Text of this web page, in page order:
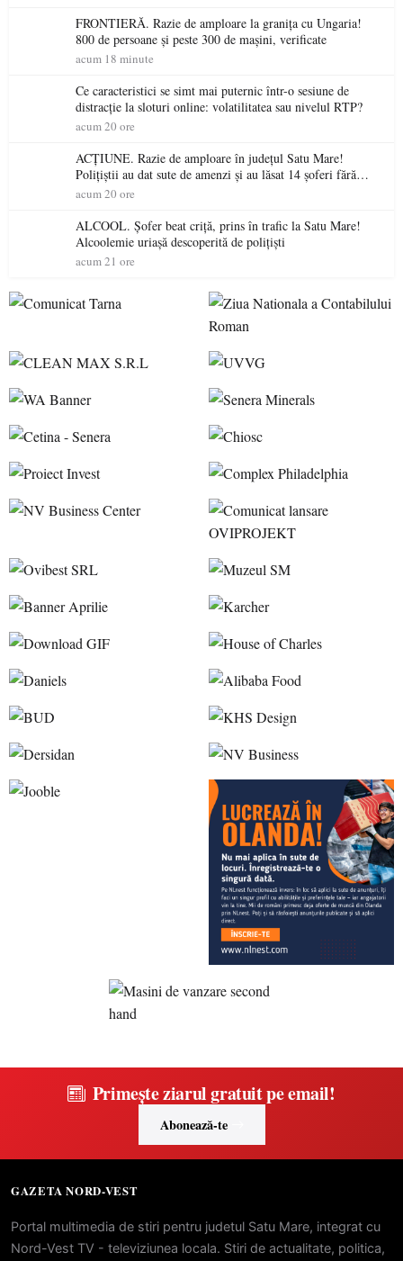
FRONTIERĂ. Razie de amploare la granița cu Ungaria!
800 de persoane și peste 300 de mașini, verificate
acum 18 minute
Ce caracteristici se simt mai puternic într-o sesiune de
distracție la sloturi online: volatilitatea sau nivelul RTP?
acum 20 ore
ACȚIUNE. Razie de amploare în județul Satu Mare!
Polițiștii au dat sute de amenzi și au lăsat 14 șoferi fără
permis într-o singură zi
acum 20 ore
ALCOOL. Șofer beat criță, prins în trafic la Satu Mare!
Alcoolemie uriașă descoperită de polițiști
acum 21 ore
Primește ziarul gratuit pe email!
Abonează-te
GAZETA NORD-VEST
Portal multimedia de stiri pentru judetul Satu Mare, integrat cu
Nord-Vest TV - televiziunea locala. Stiri de actualitate, politica,